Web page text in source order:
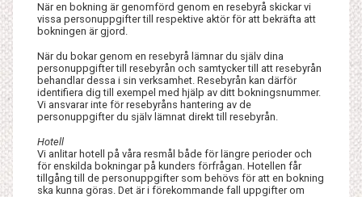
När en bokning är genomförd genom en resebyrå skickar vi
vissa personuppgifter till respektive aktör för att bekräfta att
bokningen är gjord.
När du bokar genom en resebyrå lämnar du själv dina
personuppgifter till resebyrån och samtycker till att resebyrån
behandlar dessa i sin verksamhet. Resebyrån kan därför
identifiera dig till exempel med hjälp av ditt bokningsnummer.
Vi ansvarar inte för resebyråns hantering av de
personuppgifter du själv lämnat direkt till resebyrån.
Hotell
Vi anlitar hotell på våra resmål både för längre perioder och
för enskilda bokningar på kunders förfrågan. Hotellen får
tillgång till de personuppgifter som behövs för att en bokning
ska kunna göras. Det är i förekommande fall uppgifter om